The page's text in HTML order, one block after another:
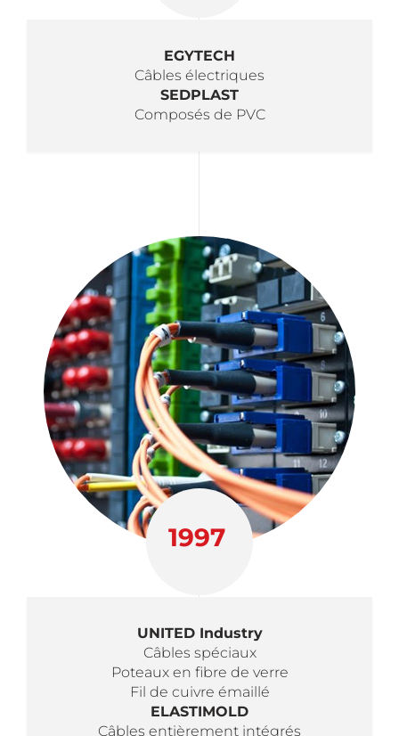
EGYTECH
Câbles électriques
SEDPLAST
Composés de PVC
1997
UNITED Industry
Câbles spéciaux
Poteaux en fibre de verre
Fil de cuivre émaillé
ELASTIMOLD
Câbles entièrement intégrés